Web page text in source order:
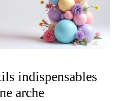
indispensables
arche